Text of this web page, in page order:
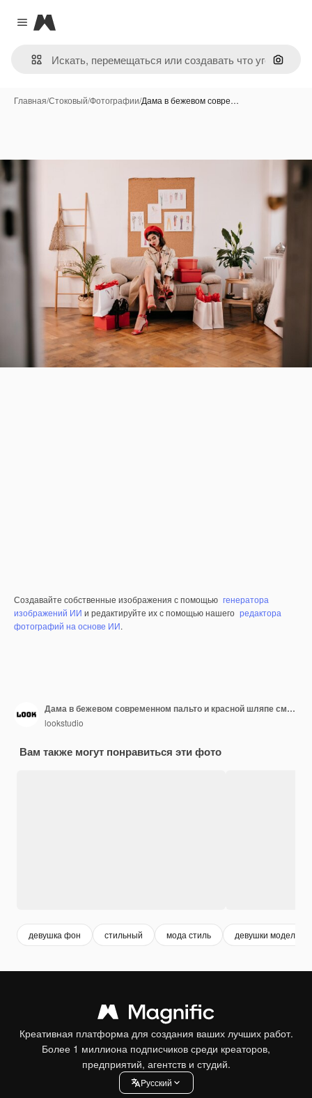
Close menu
Magnific
Поиск
Главная/Стоковый/Фотографии/Дама в бежевом совре…
Создавайте собственные изображения с помощью генератора
изображений ИИ и редактируйте их с помощью нашего редактора
фотографий на основе ИИ.
Дама в бежевом современном пальто и красной шляпе смотрит на свои туфли Милая молодая женщина на модных каблуках примеряет свою покупку
lookstudio
Вам также могут понравиться эти фото
девушка фон стильный мода стиль девушки модели
Креативная платформа для создания ваших лучших работ.
Более 1 миллиона подписчиков среди креаторов,
предприятий, агентств и студий.
Pусский